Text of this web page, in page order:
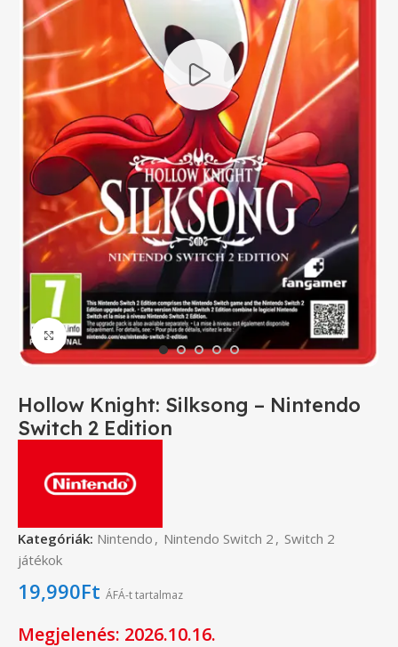
Click to enlarge
Hollow Knight: Silksong – Nintendo
Switch 2 Edition
Kategóriák: Nintendo , Nintendo Switch 2 , Switch 2
játékok
19,990Ft ÁFÁ-t tartalmaz
Megjelenés: 2026.10.16.